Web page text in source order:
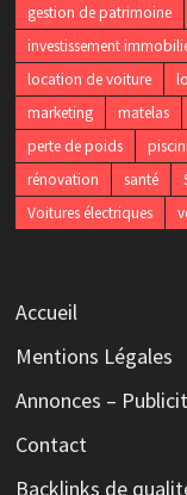
gestion de patrimoine
investissement
location de voiture
marketing
matelas
perte de poids
rénovation
santé
Voitures électriques
Accueil
Mentions Légales
Annonces –
Contact
Backlinks de